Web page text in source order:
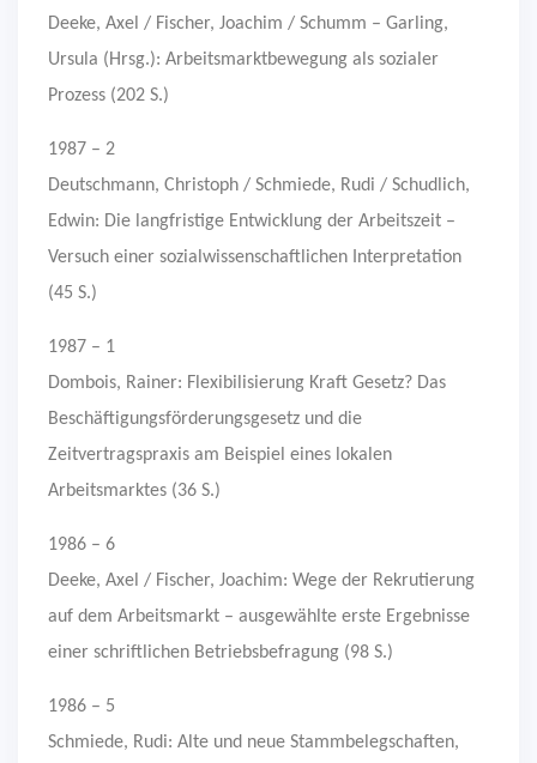
Deeke, Axel / Fischer, Joachim / Schumm – Garling,
Ursula (Hrsg.): Arbeitsmarktbewegung als sozialer
Prozess (202 S.)
1987 – 2
Deutschmann, Christoph / Schmiede, Rudi / Schudlich,
Edwin: Die langfristige Entwicklung der Arbeitszeit –
Versuch einer sozialwissenschaftlichen Interpretation
(45 S.)
1987 – 1
Dombois, Rainer: Flexibilisierung Kraft Gesetz? Das
Beschäftigungsförderungsgesetz und die
Zeitvertragspraxis am Beispiel eines lokalen
Arbeitsmarktes (36 S.)
1986 – 6
Deeke, Axel / Fischer, Joachim: Wege der Rekrutierung
auf dem Arbeitsmarkt – ausgewählte erste Ergebnisse
einer schriftlichen Betriebsbefragung (98 S.)
1986 – 5
Schmiede, Rudi: Alte und neue Stammbelegschaften,